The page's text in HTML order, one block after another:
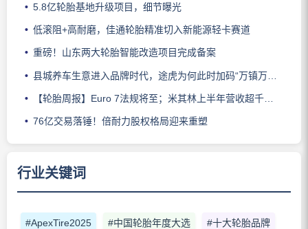
5.8亿轮胎基地升级项目，细节曝光
低滚阻+高耐磨，佳通轮胎精准切入新能源轻卡赛道
重磅！山东两大轮胎智能改造项目完成备案
县城养车生意进入品牌时代，途虎为何此时加码“万镇万店”？
【轮胎周报】Euro 7法规将至；米其林上半年营收超千亿；倍耐力上半年盈利稳增；龙星炭黑斩获欧洲近万吨订单
76亿交易落锤！倍耐力股权格局迎来重塑
行业关键词
#ApexTire2025 #中国轮胎年度大选 #十大轮胎品牌